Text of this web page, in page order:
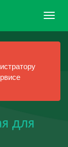
для